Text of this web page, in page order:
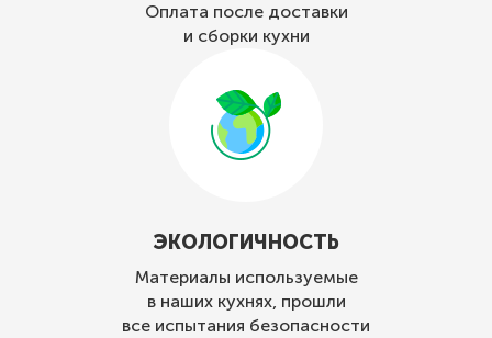
Оплата после доставки
и сборки кухни
ЭКОЛОГИЧНОСТЬ
Материалы используемые
в наших кухнях, прошли
все испытания безопасности